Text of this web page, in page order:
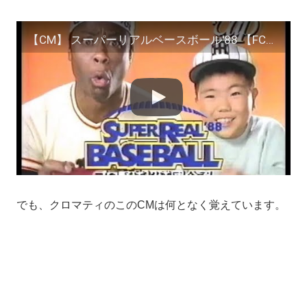
【CM】 スーパーリアルベースボール'88 【FC】 Super Real Baseball '88 (Commercial – Famicom) NES
でも、クロマティのこのCMは何となく覚えています。